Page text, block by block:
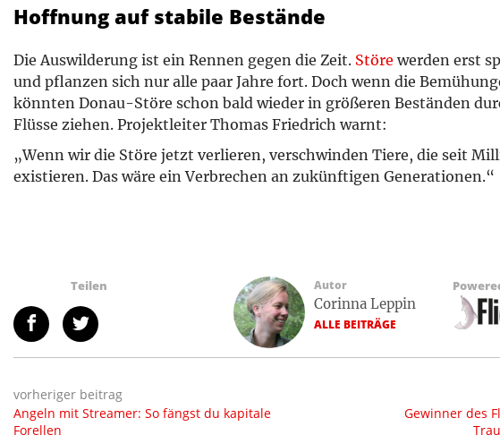
Hoffnung auf stabile Bestände
Die Auswilderung ist ein Rennen gegen die Zeit. Störe werden erst
und pflanzen sich nur alle paar Jahre fort. Doch wenn die
könnten Donau-Störe schon bald wieder in größeren Beständen
Flüsse ziehen. Projektleiter Thomas Friedrich warnt:
„Wenn wir die Störe jetzt verlieren, verschwinden Tiere, die seit
existieren. Das wäre ein Verbrechen an zukünftigen Generationen.“
Teilen Autor
Corinna Leppin
ALLE BEITRÄGE
vorheriger beitrag
Angeln mit Streamer: So fängst du kapitale
Forellen
Gewinner des